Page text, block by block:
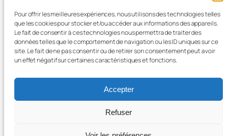
Pour offrir les meilleures expériences, nous utilisons des technologies telles
que les cookies pour stocker et/ou accéder aux informations des appareils.
Le fait de consentir à ces technologies nous permettra de traiter des
données telles que le comportement de navigation ou les ID uniques sur ce
site. Le fait de ne pas consentir ou de retirer son consentement peut avoir
un effet négatif sur certaines caractéristiques et fonctions.
Accepter
Refuser
et formation
Blog
À propos
FAQ
Évènements
Boutique
Compositions
Thèmes